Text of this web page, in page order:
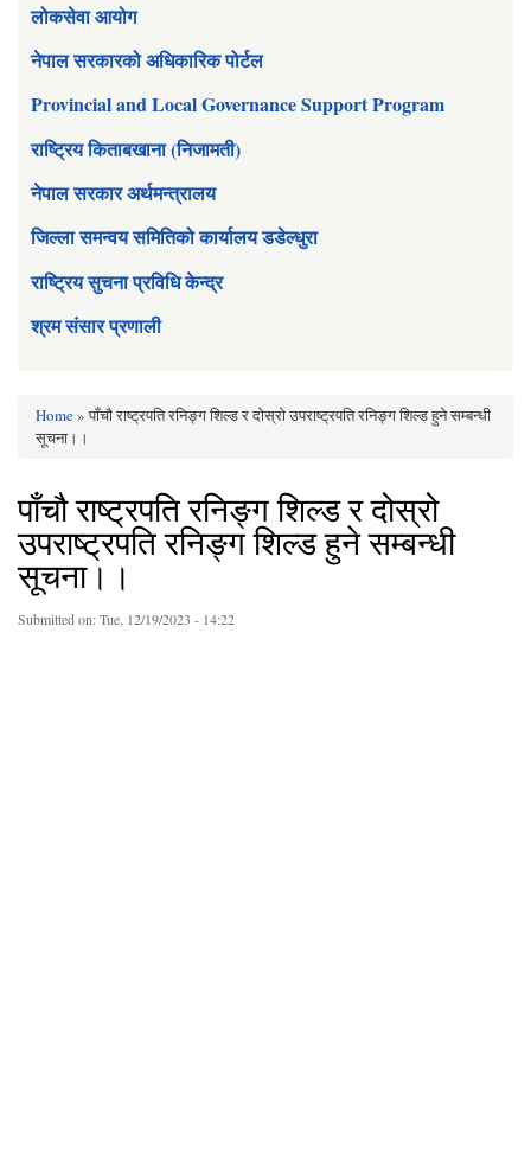
लोकसेवा आयोग
नेपाल सरकारको अधिकारिक पोर्टल
Provincial and Local Governance Support Program
राष्ट्रिय किताबखाना (निजामती)
नेपाल सरकार अर्थमन्त्रालय
जिल्ला समन्वय समितिको कार्यालय डडेल्धुरा
राष्ट्रिय सुचना प्रविधि केन्द्र
श्रम संसार प्रणाली
You are here
Home» पाँचौ राष्ट्रपति रनिङ्ग शिल्ड र दोस्रो उपराष्ट्रपति रनिङ्ग शिल्ड हुने सम्बन्धी
सूचना।।
पाँचौ राष्ट्रपति रनिङ्ग शिल्ड र दोस्रो
उपराष्ट्रपति रनिङ्ग शिल्ड हुने सम्बन्धी
सूचना।।
Submitted on:Tue, 12/19/2023 - 14:22